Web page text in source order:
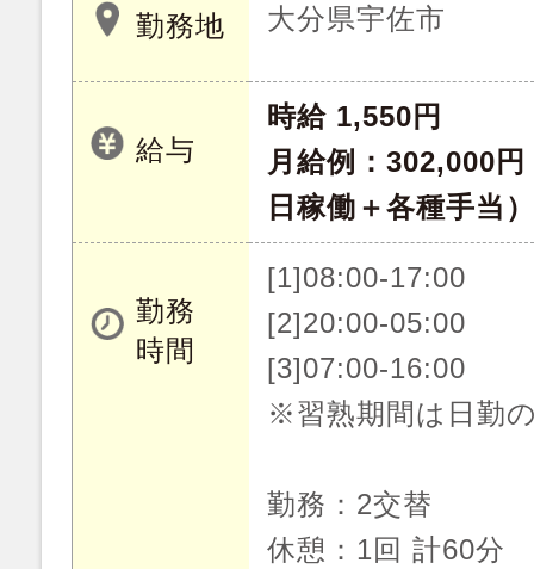
勤務地 大分県宇佐市
給与
時給 1,550円
月給例：302,000
日稼働＋各種手当）
勤務
時間
[1]08:00-17:00
[2]20:00-05:00
[3]07:00-16:00
※習熟期間は日勤
勤務：2交替
休憩：1回 計60分